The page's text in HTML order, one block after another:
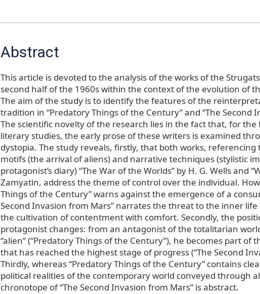
Abstract
This article is devoted to the analysis of the works of the
second half of the 1960s within the context of the evolution of
The aim of the study is to identify the features of the
tradition in “Predatory Things of the Century” and “The Second
The scientific novelty of the research lies in the fact that, for
literary studies, the early prose of these writers is examined
dystopia. The study reveals, firstly, that both works,
motifs (the arrival of aliens) and narrative techniques (stylistic
protagonist’s diary) “The War of the Worlds” by H. G. Wells and
Zamyatin, address the theme of control over the individual.
Things of the Century” warns against the emergence of a
Second Invasion from Mars” narrates the threat to the inner life
the cultivation of contentment with comfort. Secondly, the
protagonist changes: from an antagonist of the totalitarian
“alien” (“Predatory Things of the Century”), he becomes part of
that has reached the highest stage of progress (“The Second
Thirdly, whereas “Predatory Things of the Century” contains
political realities of the contemporary world conveyed through
chronotope of “The Second Invasion from Mars” is abstract.